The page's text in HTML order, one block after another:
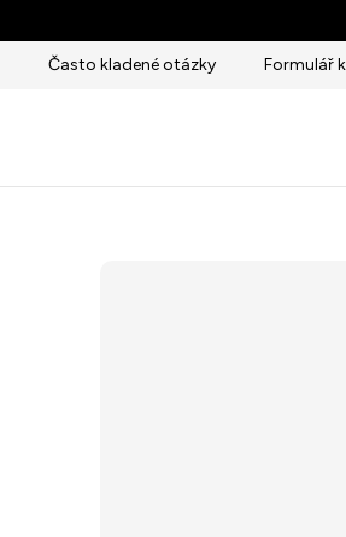
na
obsahČasto kladené otázky Formulář